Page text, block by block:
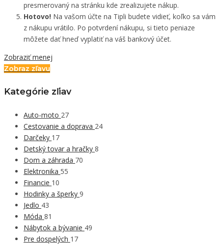
presmerovaný na stránku kde zrealizujete nákup.
Hotovo! Na vašom účte na Tipli budete vidieť, koľko sa vám
z nákupu vrátilo. Po potvrdení nákupu, si tieto peniaze
môžete dať hneď vyplatiť na váš bankový účet.
Zobraziť menej
Zobraz zľavu
Kategórie zľiav
Auto-moto 27
Cestovanie a doprava 24
Darčeky 17
Detský tovar a hračky 8
Dom a záhrada 70
Elektronika 55
Financie 10
Hodinky a šperky 9
Jedlo 43
Móda 81
Nábytok a bývanie 49
Pre dospelých 17